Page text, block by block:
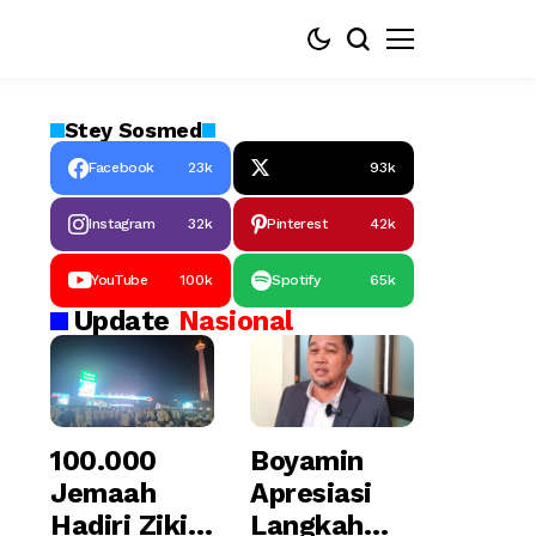
Stey Sosmed
Facebook 23k 93k
Instagram 32k Pinterest 42k
YouTube 100k Spotify 65k
Update Nasional
100.000
Jemaah
Hadiri Zikir
Boyamin
Apresiasi
Langkah